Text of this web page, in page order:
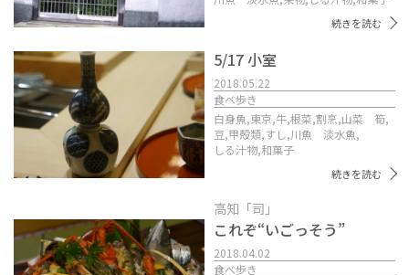
続きを読む
5/17 小室
2018.05.22
食べ歩き
白身魚,東京,牛,根菜,割烹,山菜 筍,
豆,甲殻類,すし,川魚 淡水魚,
しる汁物,和菓子
続きを読む
高知「司」
これぞ“いごっそう”
2018.04.02
食べ歩き